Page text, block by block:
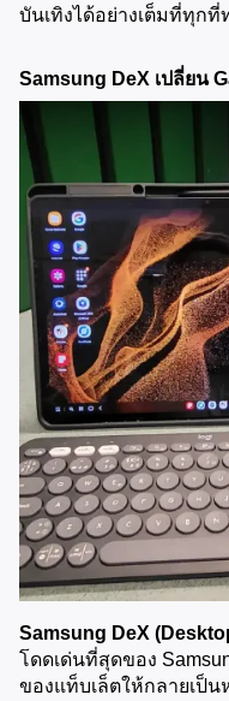
บันเทิงได้อย่างเต็มที่ทุกที่
Samsung DeX เปลี่ยน
Samsung DeX
โดดเด่นที่สุดของ
ของแท็บเล็ตให้กลายเป็